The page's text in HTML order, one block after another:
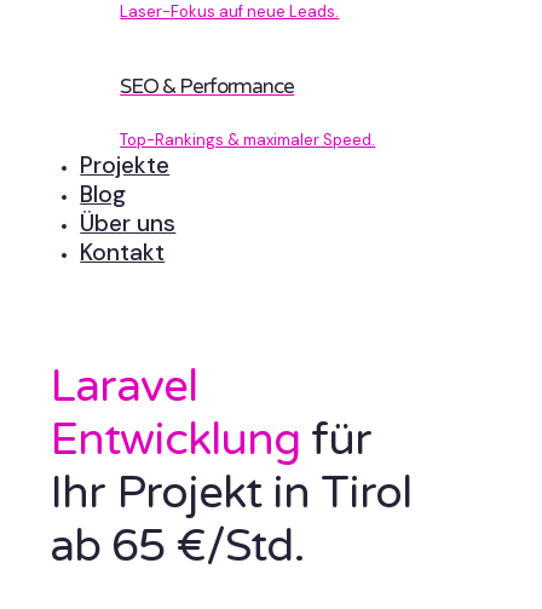
Laser-Fokus auf neue Leads.
SEO & Performance
Top-Rankings & maximaler Speed.
Projekte
Blog
Über uns
Kontakt
Laravel
Entwicklung für
Ihr Projekt in Tirol
ab 65 €/Std.